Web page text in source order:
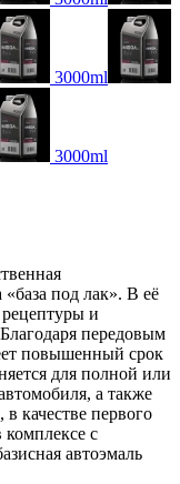
3000ml
3000ml
под лак». В её
и
передовым
повышенный срок
для полной или
а также
качестве первого
с
автоэмаль